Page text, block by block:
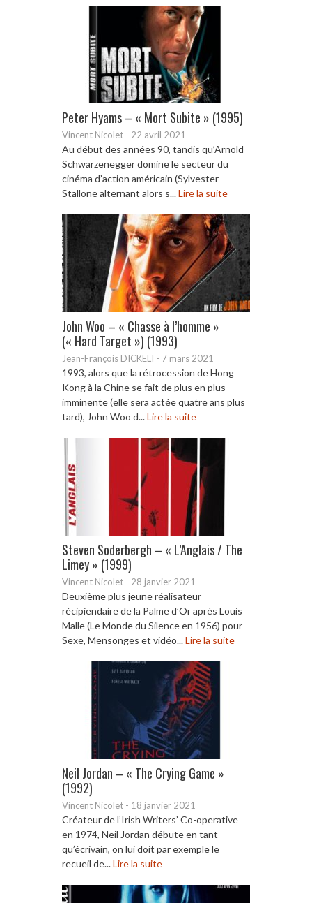
Peter Hyams – « Mort Subite » (1995)
Vincent Nicolet - 22 avril 2021
Au début des années 90, tandis qu’Arnold
Schwarzenegger domine le secteur du
cinéma d’action américain (Sylvester
Stallone alternant alors s...Lire la suite
John Woo – « Chasse à l’homme »
(« Hard Target ») (1993)
Jean-François DICKELI - 7 mars 2021
1993, alors que la rétrocession de Hong
Kong à la Chine se fait de plus en plus
imminente (elle sera actée quatre ans plus
tard), John Woo d...Lire la suite
Steven Soderbergh – « L’Anglais / The
Limey » (1999)
Vincent Nicolet - 28 janvier 2021
Deuxième plus jeune réalisateur
récipiendaire de la Palme d’Or après Louis
Malle (Le Monde du Silence en 1956) pour
Sexe, Mensonges et vidéo...Lire la suite
Neil Jordan – « The Crying Game »
(1992)
Vincent Nicolet - 18 janvier 2021
Créateur de l’Irish Writers’ Co-operative
en 1974, Neil Jordan débute en tant
qu’écrivain, on lui doit par exemple le
recueil de...Lire la suite